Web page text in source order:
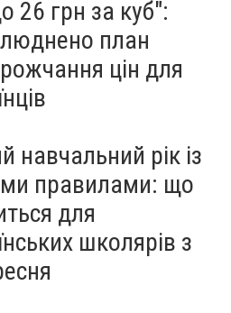
26 грн за куб":
план
цін для
навчальний рік із
правилами: що
для
школярів з